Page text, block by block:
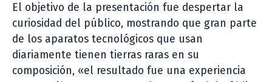
El objetivo de la presentación fue despertar la
curiosidad del público, mostrando que gran parte
de los aparatos tecnológicos que usan
diariamente tienen tierras raras en su
composición, «el resultado fue una experiencia